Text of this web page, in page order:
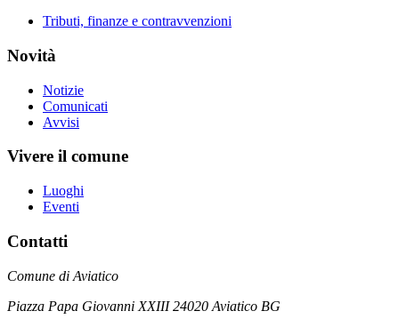
Tributi, finanze e contravvenzioni
Novità
Notizie
Comunicati
Avvisi
Vivere il comune
Luoghi
Eventi
Contatti
Comune di Aviatico
Piazza Papa Giovanni XXIII 24020 Aviatico BG